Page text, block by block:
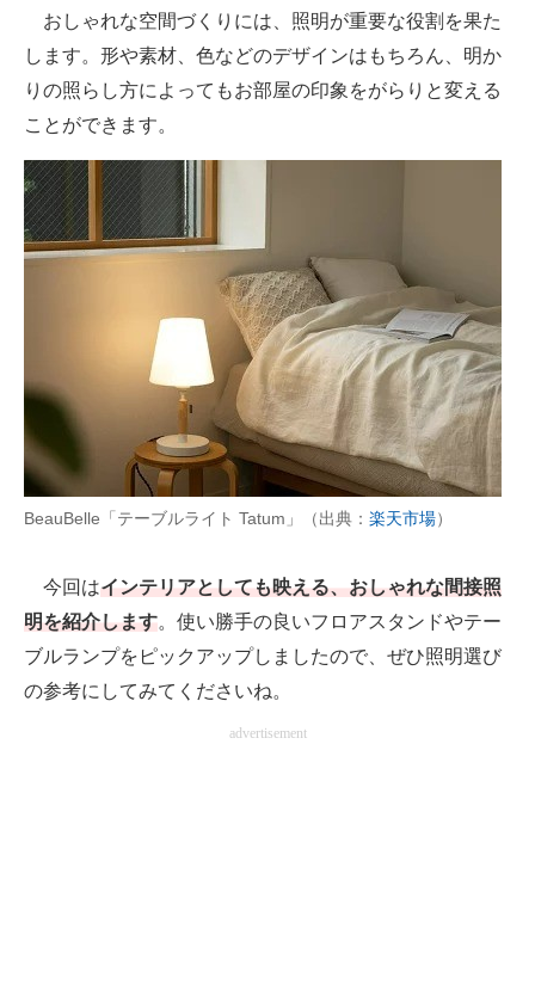
腕時計 車・バイク
釣り具・釣り用品 食品・飲料・お酒
食器・グラス・カトラリー
メディア
注目記事を集めた総合ページ
ITの今と未来を見通す
スマホと通信の最新トレンド
進化するPCとデバイスの未来
好きが集まる 比べて選べる
ビジネスと働き方のヒント
AI活用のいまが分かる
経営リーダーのコミュニティ
マーケ×ITの今がよく分かる
おしゃれな空間づくりには、照明が重要な役割を果た
します。形や素材、色などのデザインはもちろん、明か
りの照らし方によってもお部屋の印象をがらりと変える
ことができます。
BeauBelle「テーブルライト Tatum」（出典： 楽天市場）
今回はインテリアとしても映える、おしゃれな間接照
明を紹介します。使い勝手の良いフロアスタンドやテー
ブルランプをピックアップしましたので、ぜひ照明選び
の参考にしてみてくださいね。
advertisement